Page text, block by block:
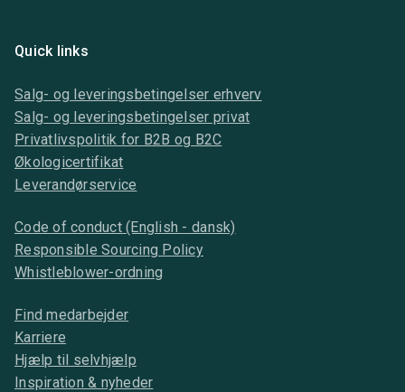
Quick links
Salg- og leveringsbetingelser erhverv
Salg- og leveringsbetingelser privat
Privatlivspolitik for B2B og B2C
Økologicertifikat
Leverandørservice
Code of conduct (English - dansk)
Responsible Sourcing Policy
Whistleblower-ordning
Find medarbejder
Karriere
Hjælp til selvhjælp
Inspiration & nyheder